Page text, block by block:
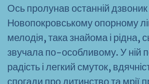
Ось пролунав останній дзвоник
Новопокровському опорному
мелодія, така знайома і рідна,
звучала по-особливому. У ній
радість і легкий смуток,
спогади про дитинство та мрії